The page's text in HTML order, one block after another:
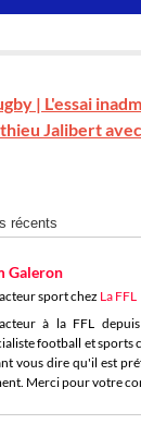
| L'essai
Jalibert
récents
Galeron
sportchez La FFL
à la FFL
football et sports
vous dire qu'il est
Merci pour votre